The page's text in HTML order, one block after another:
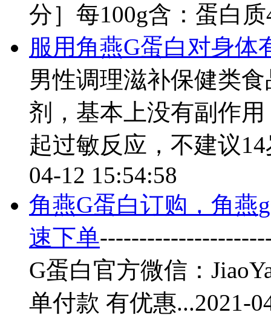
分］每100g含：蛋白质
服用角燕G蛋白对身体
男性调理滋补保健类
剂，基本上没有副作
起过敏反应，不建议
04-12 15:54:58
角燕G蛋白订购， 角燕
速下单
G蛋白官方微信：
单付款 有优惠...2021-